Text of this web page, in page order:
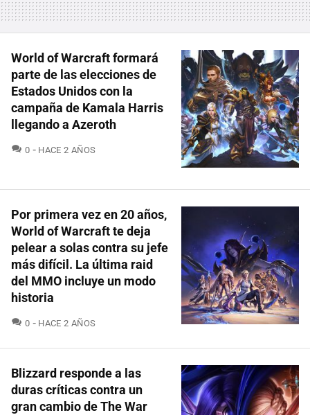
World of Warcraft formará
parte de las elecciones de
Estados Unidos con la
campaña de Kamala Harris
llegando a Azeroth
0 COMENTARIOS
HACE 2 AÑOS
Por primera vez en 20 años,
World of Warcraft te deja
pelear a solas contra su jefe
más difícil. La última raid
del MMO incluye un modo
historia
0 COMENTARIOS
HACE 2 AÑOS
Blizzard responde a las
duras críticas contra un
gran cambio de The War